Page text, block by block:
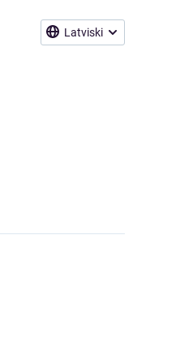
Latviski